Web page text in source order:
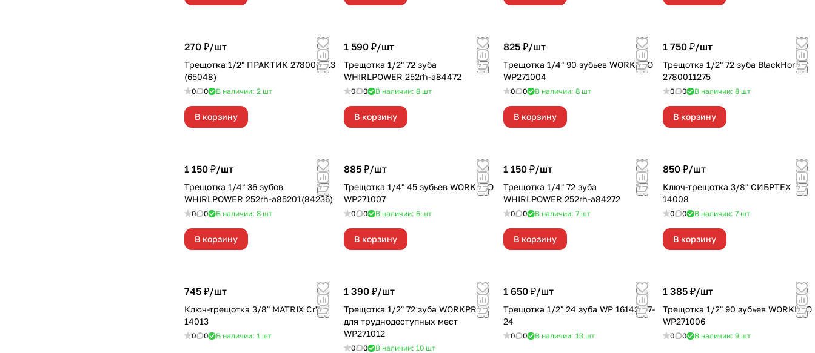
270 ₽/шт
Трещотка 1/2" ПРАКТИК 278000213
(65048)
0 0 В наличии: 2 шт
В корзину
1 590 ₽/шт
Трещотка 1/2" 72 зуба
WHIRLPOWER 252rh-a84472
0 0 В наличии: 8 шт
В корзину
825 ₽/шт
Трещотка 1/4" 90 зубьев WORKPRO
WP271004
0 0 В наличии: 8 шт
В корзину
1 750 ₽/шт
Трещотка 1/2" 72 зуба BlackHorn
2780011275
0 0 В наличии: 8 шт
В корзину
1 150 ₽/шт
Трещотка 1/4" 36 зубов
WHIRLPOWER 252rh-a85201(84236)
0 0 В наличии: 8 шт
В корзину
885 ₽/шт
Трещотка 1/4" 45 зубьев WORKPRO
WP271007
0 0 В наличии: 6 шт
В корзину
1 150 ₽/шт
Трещотка 1/4" 72 зуба
WHIRLPOWER 252rh-a84272
0 0 В наличии: 7 шт
В корзину
850 ₽/шт
Ключ-трещотка 3/8" СИБРТЕХ
14008
0 0 В наличии: 7 шт
В корзину
745 ₽/шт
Ключ-трещотка 3/8" MATRIX CrV
14013
0 0 В наличии: 1 шт
1 390 ₽/шт
Трещотка 1/2" 72 зуба WORKPRO
для труднодоступных мест
WP271012
0 0 В наличии: 10 шт
1 650 ₽/шт
Трещотка 1/2" 24 зуба WP 16142-07-
24
0 0 В наличии: 13 шт
1 385 ₽/шт
Трещотка 1/2" 90 зубьев WORKPRO
WP271006
0 0 В наличии: 9 шт